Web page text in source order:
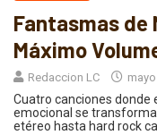
Fantasmas de
Máximo
Redaccion LC
Cuatro canciones donde
emocional se
etéreo hasta hard rock